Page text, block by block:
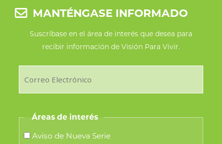
página
de
producto
MANTÉNGASE INFORMADO
Suscríbase en el área de interés que desea para
recibir información de Visión Para Vivir.
Áreas de interés
Aviso de Nueva Serie